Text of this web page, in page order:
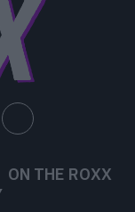
ON THE ROXX